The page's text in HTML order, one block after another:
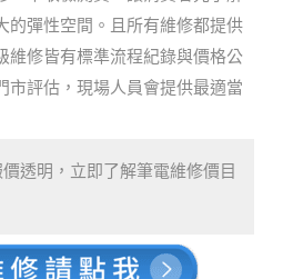
的彈性空間。且所有維修都提供
維修皆有標準流程紀錄與價格公
市評估，現場人員會提供最適當
透明，立即了解筆電維修價目